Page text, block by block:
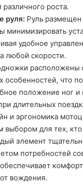
роста.
руля: Руль размещен
минимизировать
удобное
любой скорости.
расположены
особенностей, что
положение ног и
длительных
и эргономика
выбором для тех,
элемент
потребностей
вождения.